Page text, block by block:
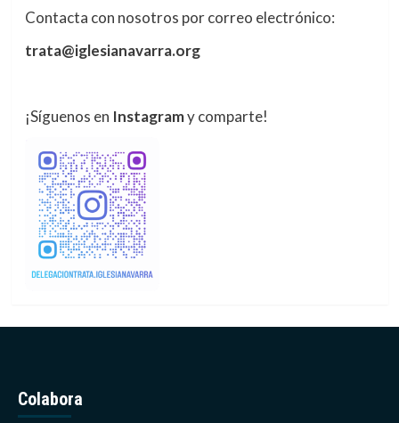
Contacta con nosotros por correo electrónico:
trata@iglesianavarra.org
¡Síguenos en Instagramy comparte!
Colabora